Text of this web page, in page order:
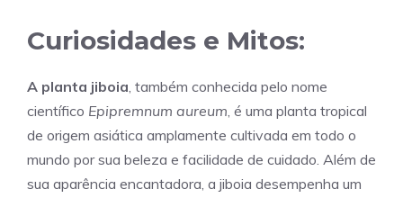
Curiosidades e Mitos:
A planta jiboia, também conhecida pelo nome
científico Epipremnum aureum, é uma planta tropical
de origem asiática amplamente cultivada em todo o
mundo por sua beleza e facilidade de cuidado. Além de
sua aparência encantadora, a jiboia desempenha um